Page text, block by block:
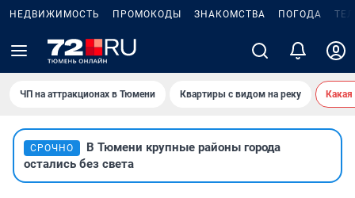
НЕДВИЖИМОСТЬ ПРОМОКОДЫ ЗНАКОМСТВА ПОГОДА
ЧП на аттракционах в Тюмени Квартиры с видом на реку
СРОЧНО
В Тюмени крупные районы города
остались без света